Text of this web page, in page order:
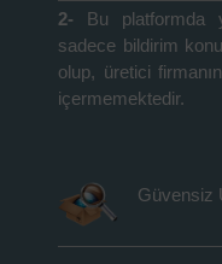
2-
Bu platformda
sadece bildirim
olup, üretici
içermemektedir.
Güvensiz